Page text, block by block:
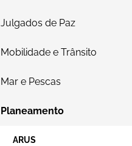
Julgados de Paz
Mobilidade e Trânsito
Mar e Pescas
Planeamento
ARUS